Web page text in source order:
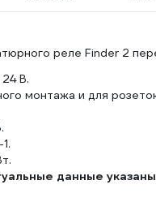
реле Finder 2
В.
монтажа и для
данные